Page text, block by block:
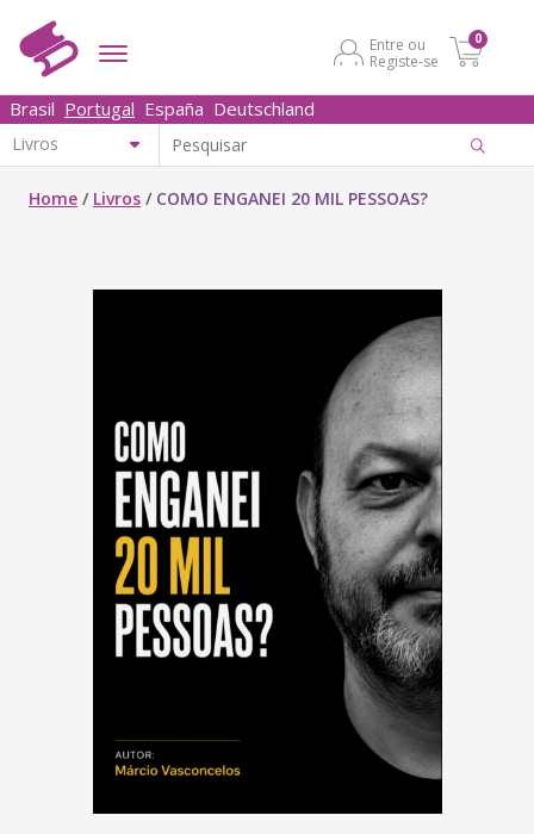
Entre ou
Registe-se
0
Brasil Portugal España Deutschland
Home / Livros / COMO ENGANEI 20 MIL PESSOAS?